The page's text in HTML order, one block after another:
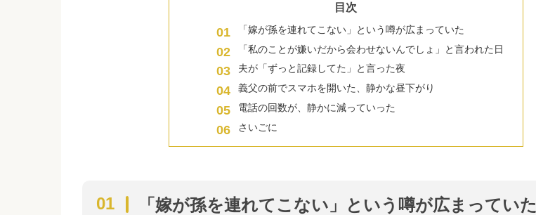
目次
「嫁が孫を連れてこない」という噂が広まっていた
「私のことが嫌いだから会わせないんでしょ」と言われた日
夫が「ずっと記録してた」と言った夜
義父の前でスマホを開いた、静かな昼下がり
電話の回数が、静かに減っていった
さいごに
「嫁が孫を連れてこない」という噂が広まっていた